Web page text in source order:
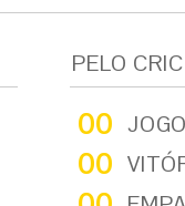
PELO
00
00